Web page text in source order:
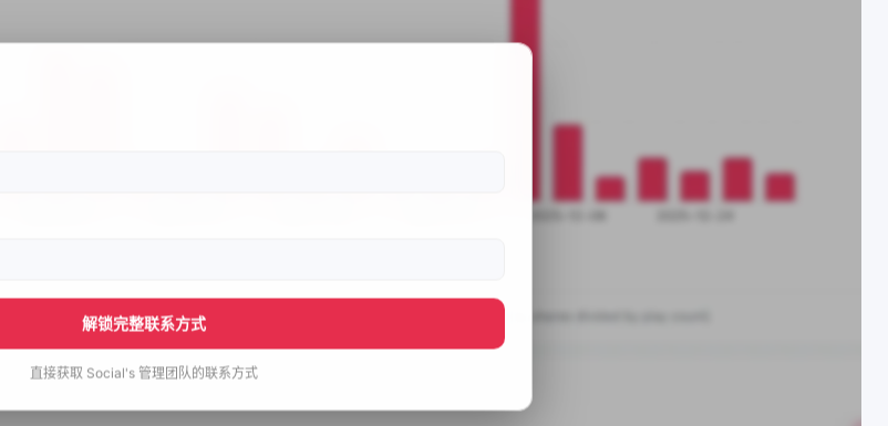
解锁完整联系方式
直接获取 Social's 管理团队的联系方式